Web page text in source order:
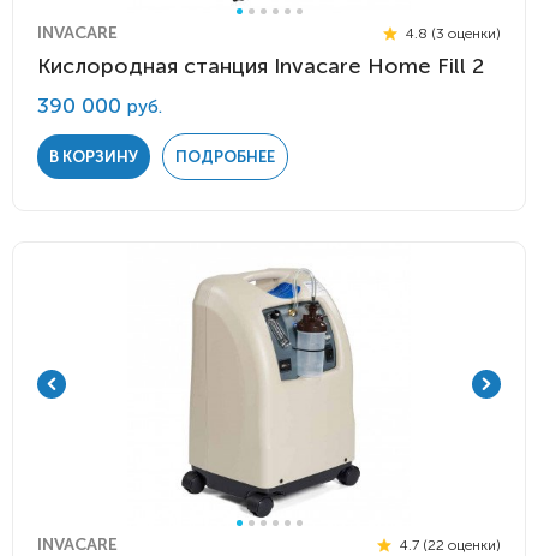
INVACARE 4.8 (3 оценки)
Кислородная станция Invacare Home Fill 2
390 000 руб.
В КОРЗИНУ ПОДРОБНЕЕ
INVACARE 4.7 (22 оценки)